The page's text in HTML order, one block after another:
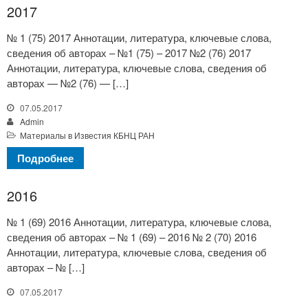
2017
№ 1 (75) 2017 Аннотации, литература, ключевые слова,
сведения об авторах – №1 (75) – 2017 №2 (76) 2017
Аннотации, литература, ключевые слова, сведения об
авторах — №2 (76) — […]
07.05.2017
Admin
Материалы в Известия КБНЦ РАН
Подробнее
2016
№ 1 (69) 2016 Аннотации, литература, ключевые слова,
сведения об авторах – № 1 (69) – 2016 № 2 (70) 2016
Аннотации, литература, ключевые слова, сведения об
авторах – № […]
07.05.2017